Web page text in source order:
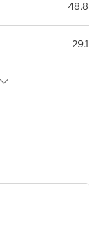
48.8
29.1